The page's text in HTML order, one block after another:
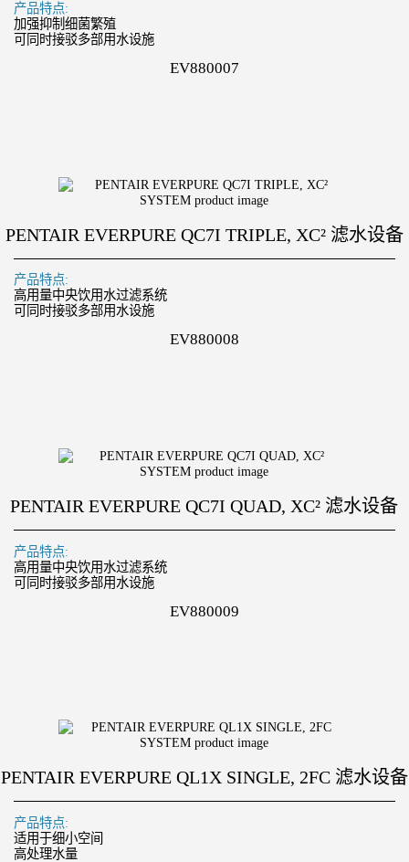
产品特点:
加强抑制细菌繁殖
可同时接驳多部用水设施
EV880007
PENTAIR EVERPURE QC7I TRIPLE, XC² 滤水设备
产品特点:
高用量中央饮用水过滤系统
可同时接驳多部用水设施
EV880008
PENTAIR EVERPURE QC7I QUAD, XC² 滤水设备
产品特点:
高用量中央饮用水过滤系统
可同时接驳多部用水设施
EV880009
PENTAIR EVERPURE QL1X SINGLE, 2FC 滤水设备
产品特点:
适用于细小空间
高处理水量